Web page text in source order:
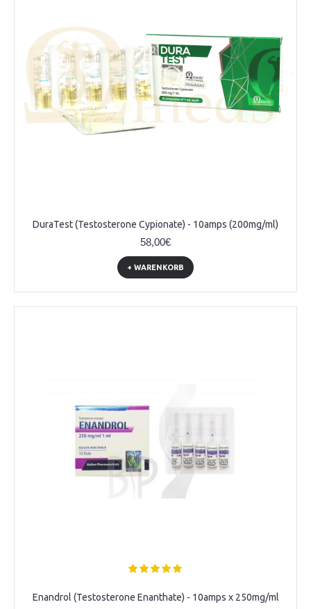
DuraTest (Testosterone Cypionate) - 10amps (200mg/ml)
58,00€
+ WARENKORB
Enandrol (Testosterone Enanthate) - 10amps x 250mg/ml